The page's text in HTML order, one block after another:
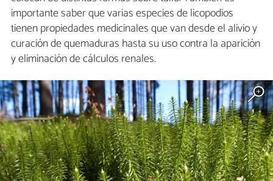
importante saber que varias especies de licopodios
tienen propiedades medicinales que van desde el alivio y
curación de quemaduras hasta su uso contra la aparición
y eliminación de cálculos renales.